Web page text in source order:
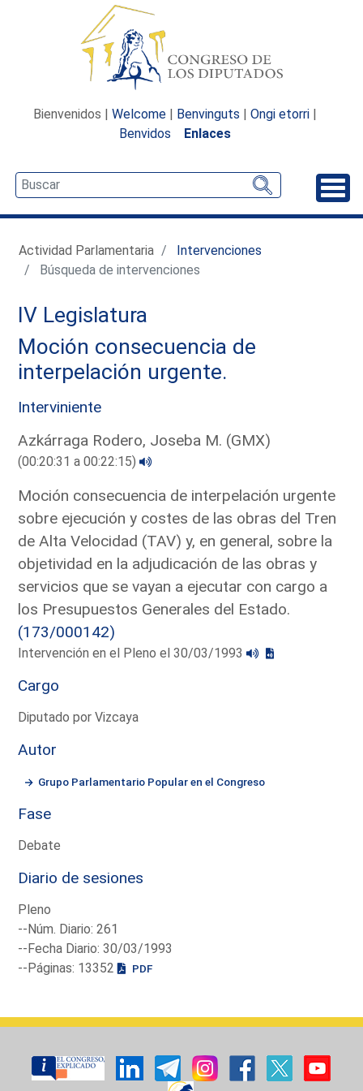
Bienvenidos | Welcome | Benvinguts | Ongi etorri |
Benvidos
Enlaces
Actividad Parlamentaria
Intervenciones
Búsqueda de intervenciones
IV Legislatura
Moción consecuencia de
interpelación urgente.
Interviniente
Azkárraga Rodero, Joseba M. (GMX)
(00:20:31 a 00:22:15)
Moción consecuencia de interpelación urgente
sobre ejecución y costes de las obras del Tren
de Alta Velocidad (TAV) y, en general, sobre la
objetividad en la adjudicación de las obras y
servicios que se vayan a ejecutar con cargo a
los Presupuestos Generales del Estado.
(173/000142)
Intervención en el Pleno el 30/03/1993
Cargo
Diputado por Vizcaya
Autor
Grupo Parlamentario Popular en el Congreso
Fase
Debate
Diario de sesiones
Pleno
--Núm. Diario: 261
--Fecha Diario: 30/03/1993
--Páginas: 13352
PDF